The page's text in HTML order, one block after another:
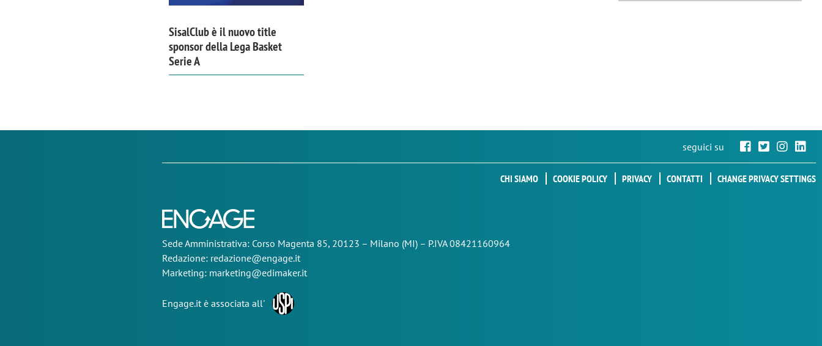
SisalClub è il nuovo title
sponsor della Lega Basket
Serie A
seguici su
CHI SIAMO COOKIE POLICY PRIVACY CONTATTI CHANGE PRIVACY SETTINGS
SedeAmministrativa: Corso Magenta 85, 20123 – Milano (MI) – P.IVA 08421160964
Redazione: redazione@engage.it
Marketing: marketing@edimaker.it
Engage.it è associata all'